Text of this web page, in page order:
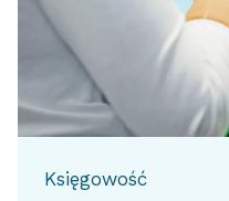
Księgowość